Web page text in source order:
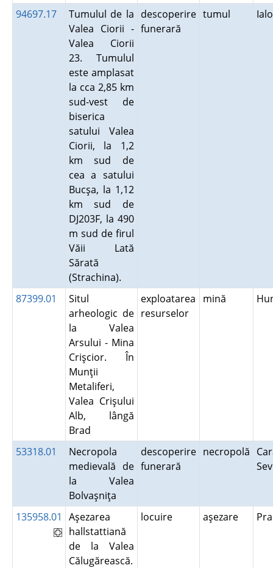
94697.17
Tumulul de la
Valea Ciorii -
Valea Ciorii
23. Tumulul
este amplasat
la cca 2,85 km
sud-vest de
biserica
satului Valea
Ciorii, la 1,2
km sud de
cea a satului
Bucşa, la 1,12
km sud de
DJ203F, la 490
m sud de firul
Văii Lată
Sărată
(Strachina).
descoperire
funerară
tumul
87399.01
Situl
arheologic de
la Valea
Arsului - Mina
Crişcior. În
Munţii
Metaliferi,
Valea Crişului
Alb, lângă
Brad
exploatarea
resurselor
mină
53318.01
Necropola
medievală de
la Valea
Bolvaşniţa
descoperire
funerară
necropolă
135958.01
Aşezarea
hallstattiană
de la Valea
Călugărească.
locuire aşezare